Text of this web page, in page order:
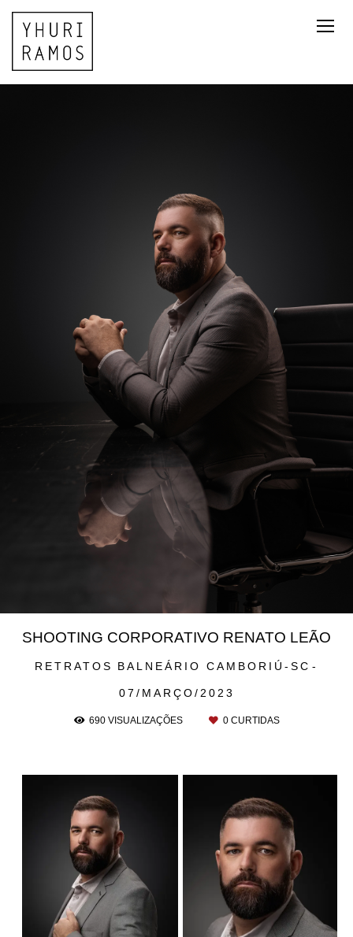
RETRATOS BALNEÁRIO CAMBORIÚ-SC
07/MARÇO/2023
SHOOTING CORPORATIVO RENATO LEÃO
690VISUALIZAÇÕES 0CURTIDAS